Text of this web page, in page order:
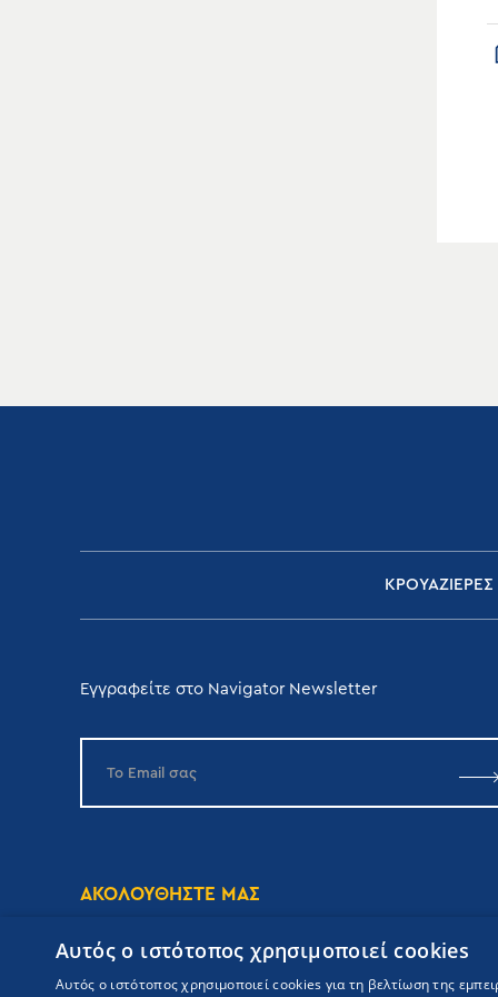
ΚΡΟΥΑΖΙΕΡΕΣ
Εγγραφείτε στο Navigator Newsletter
ΑΚΟΛΟΥΘΗΣΤΕ ΜΑΣ
Αυτός ο ιστότοπος χρησιμοποιεί cookies
Αυτός ο ιστότοπος χρησιμοποιεί cookies για τη βελτίωση της